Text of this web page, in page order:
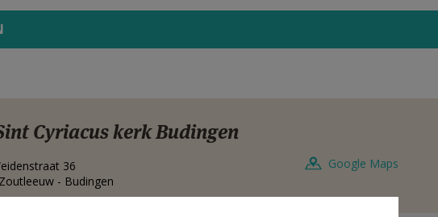
Cyriacus kerk Budingen
36
Zoutleeuw - Budingen
Google Maps